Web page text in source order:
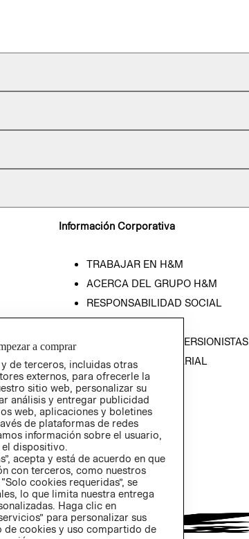
Información Corporativa
TRABAJAR EN H&M
ACERCA DEL GRUPO H&M
RESPONSABILIDAD SOCIAL
PRENSA
RELACIÓN CON INVERSIONISTAS
POLÍTICA EMPRESARIAL
a comprar
de terceros, incluidas otras
externos, para ofrecerle la
sitio web, personalizar su
análisis y entregar publicidad
web, aplicaciones y boletines
de plataformas de redes
información sobre el usuario,
dispositivo.
acepta y está de acuerdo en que
con terceros, como nuestros
cookies requeridas”, se
lo que limita nuestra entrega
Haga clic en
para personalizar sus
de cookies y uso compartido de